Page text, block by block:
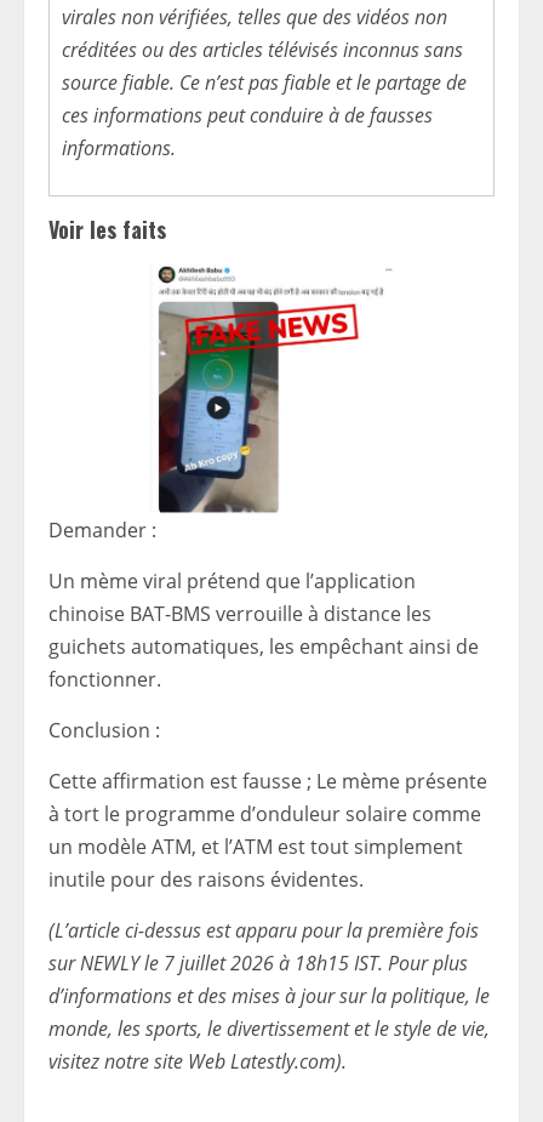
virales non vérifiées, telles que des vidéos non
créditées ou des articles télévisés inconnus sans
source fiable. Ce n’est pas fiable et le partage de
ces informations peut conduire à de fausses
informations.
Voir les faits
Demander :
Un mème viral prétend que l’application
chinoise BAT-BMS verrouille à distance les
guichets automatiques, les empêchant ainsi de
fonctionner.
Conclusion :
Cette affirmation est fausse ; Le mème présente
à tort le programme d’onduleur solaire comme
un modèle ATM, et l’ATM est tout simplement
inutile pour des raisons évidentes.
(L’article ci-dessus est apparu pour la première fois
sur NEWLY le 7 juillet 2026 à 18h15 IST. Pour plus
d’informations et des mises à jour sur la politique, le
monde, les sports, le divertissement et le style de vie,
visitez notre site Web Latestly.com).